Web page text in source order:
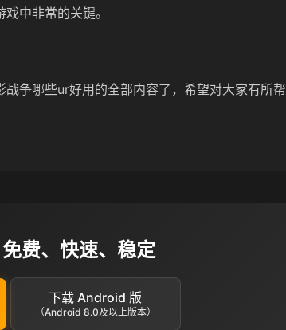
中非常的关键。
争哪些ur好用的全部内容了，希望对大家有所帮
费、快速、稳定
下载 Android 版
（Android 8.0及以上版本）